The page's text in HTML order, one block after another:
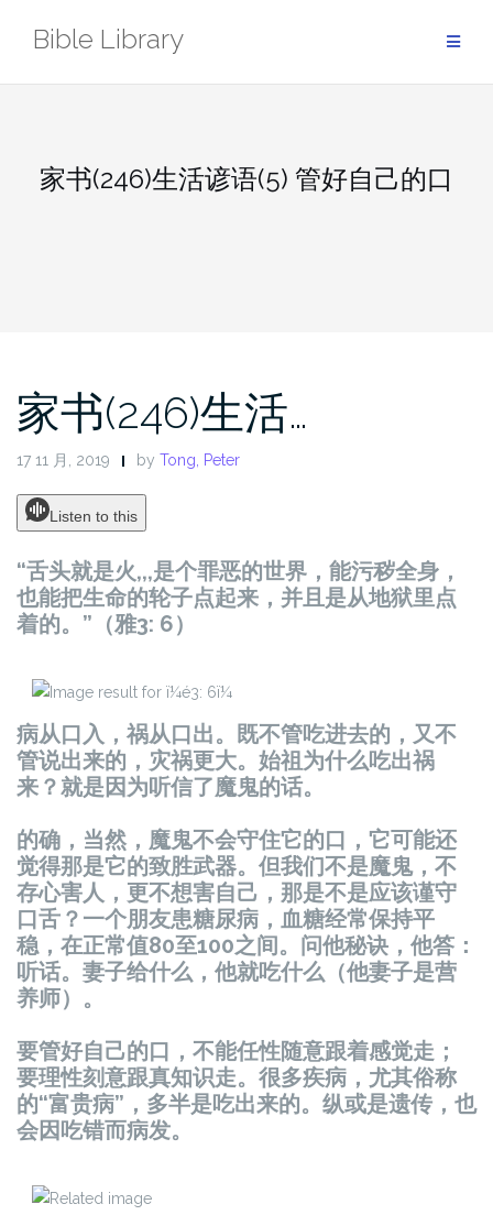
Bible Library
家书(246)生活谚语(5) 管好自己的口
家书(246)生活…
17 11 月, 2019 by Tong, Peter
Listen to this
“舌头就是火,,,是个罪恶的世界，能污秽全身，
也能把生命的轮子点起来，并且是从地狱里点
着的。”（雅3: 6）
病从口入，祸从口出。既不管吃进去的，又不
管说出来的，灾祸更大。始祖为什么吃出祸
来？就是因为听信了魔鬼的话。
的确，当然，魔鬼不会守住它的口，它可能还
觉得那是它的致胜武器。但我们不是魔鬼，不
存心害人，更不想害自己，那是不是应该谨守
口舌？一个朋友患糖尿病，血糖经常保持平
稳，在正常值80至100之间。问他秘诀，他答：
听话。妻子给什么，他就吃什么（他妻子是营
养师）。
要管好自己的口，不能任性随意跟着感觉走；
要理性刻意跟真知识走。很多疾病，尤其俗称
的“富贵病”，多半是吃出来的。纵或是遗传，也
会因吃错而病发。